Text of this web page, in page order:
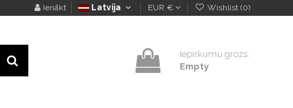
Ienākt Latvija EUR € Wishlist (0)
Iepirkumu grozs:
Empty